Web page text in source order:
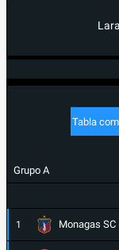
Lara
Tabla
Grupo A
1 Monagas SC